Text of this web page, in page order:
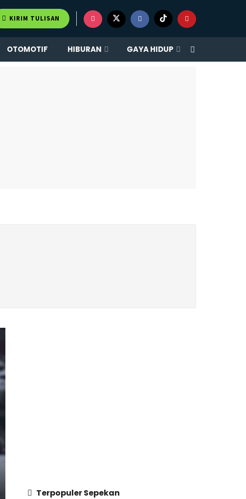
KIRIM TULISAN
OTOMOTIF HIBURAN GAYA HIDUP
Terpopuler Sepekan